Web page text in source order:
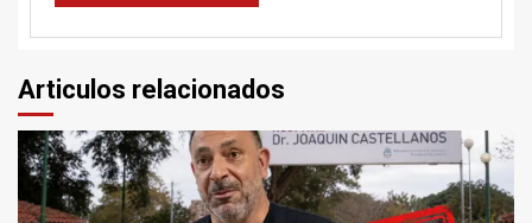
Articulos relacionados